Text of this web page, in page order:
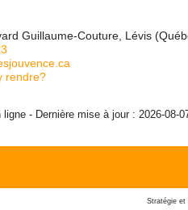
Guillaume-Couture, Lévis
rendre?
- Dernière mise à jour : 2026-08-
Stratégie et